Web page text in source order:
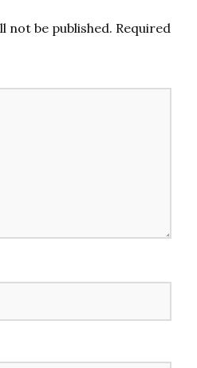
not be published. Required